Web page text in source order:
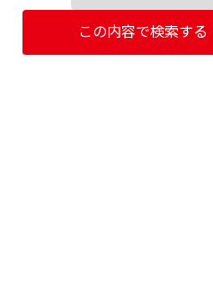
この内容で検索する